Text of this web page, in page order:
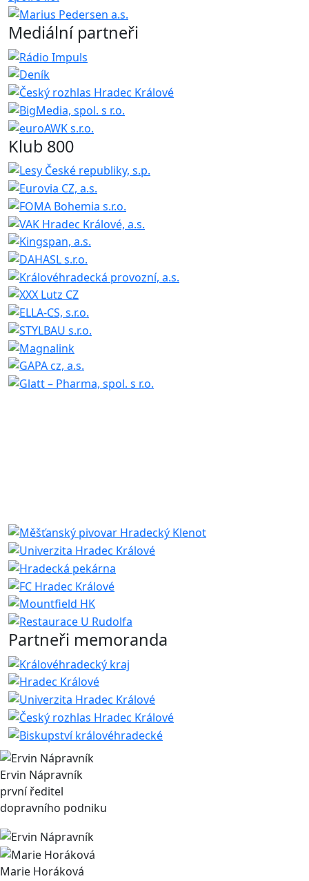
Mediální partneři
Klub 800
Partneři memoranda
Ervin Nápravník
první ředitel
dopravního podniku
Marie Horáková